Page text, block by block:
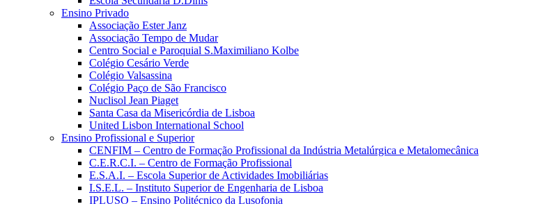
Ensino Privado
Associação Ester Janz
Associação Tempo de Mudar
Centro Social e Paroquial S.Maximiliano Kolbe
Colégio Cesário Verde
Colégio Valsassina
Colégio Paço de São Francisco
Nuclisol Jean Piaget
Santa Casa da Misericórdia de Lisboa
United Lisbon International School
Ensino Profissional e Superior
CENFIM – Centro de Formação Profissional da Indústria Metalúrgica e Metalomecânica
C.E.R.C.I. – Centro de Formação Profissional
E.S.A.I. – Escola Superior de Actividades Imobiliárias
I.S.E.L. – Instituto Superior de Engenharia de Lisboa
IPLUSO – Ensino Politécnico da Lusofonia